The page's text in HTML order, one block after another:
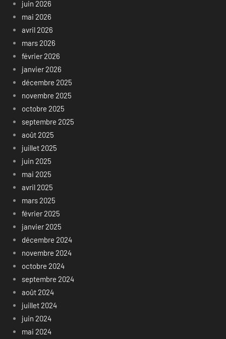
juin 2026
mai 2026
avril 2026
mars 2026
février 2026
janvier 2026
décembre 2025
novembre 2025
octobre 2025
septembre 2025
août 2025
juillet 2025
juin 2025
mai 2025
avril 2025
mars 2025
février 2025
janvier 2025
décembre 2024
novembre 2024
octobre 2024
septembre 2024
août 2024
juillet 2024
juin 2024
mai 2024